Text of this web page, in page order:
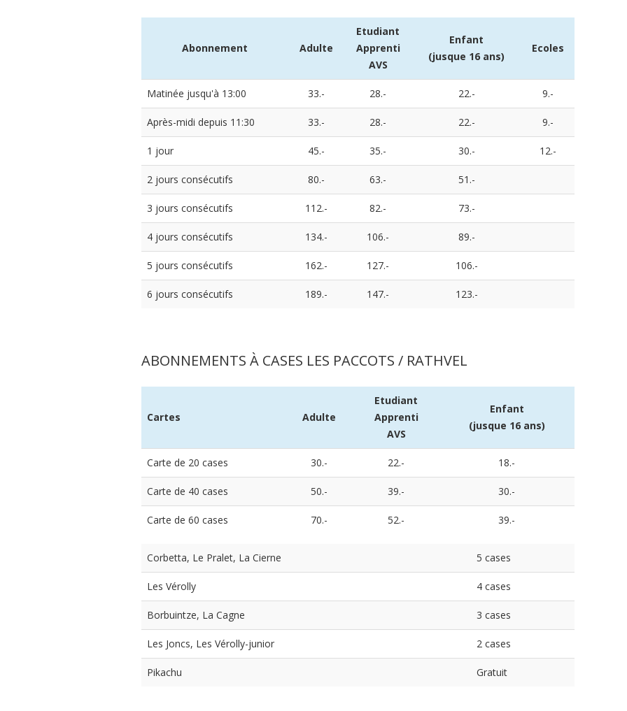
Abonnement Adulte
Etudiant
Apprenti
AVS
Enfant
(jusque 16 ans)
Ecoles
Matinée jusqu'à 13:00 33.- 28.- 22.- 9.-
Après-midi depuis 11:30 33.- 28.- 22.- 9.-
1 jour 45.- 35.- 30.- 12.-
2 jours consécutifs 80.- 63.- 51.-
3 jours consécutifs 112.- 82.- 73.-
4 jours consécutifs 134.- 106.- 89.-
5 jours consécutifs 162.- 127.- 106.-
6 jours consécutifs 189.- 147.- 123.-
ABONNEMENTS À CASES LES PACCOTS / RATHVEL
Cartes Adulte
Etudiant
Apprenti
AVS
Enfant
(jusque 16 ans)
Carte de 20 cases 30.- 22.- 18.-
Carte de 40 cases 50.- 39.- 30.-
Carte de 60 cases 70.- 52.- 39.-
Corbetta, Le Pralet, La Cierne 5 cases
Les Vérolly 4 cases
Borbuintze, La Cagne 3 cases
Les Joncs, Les Vérolly-junior 2 cases
Pikachu Gratuit